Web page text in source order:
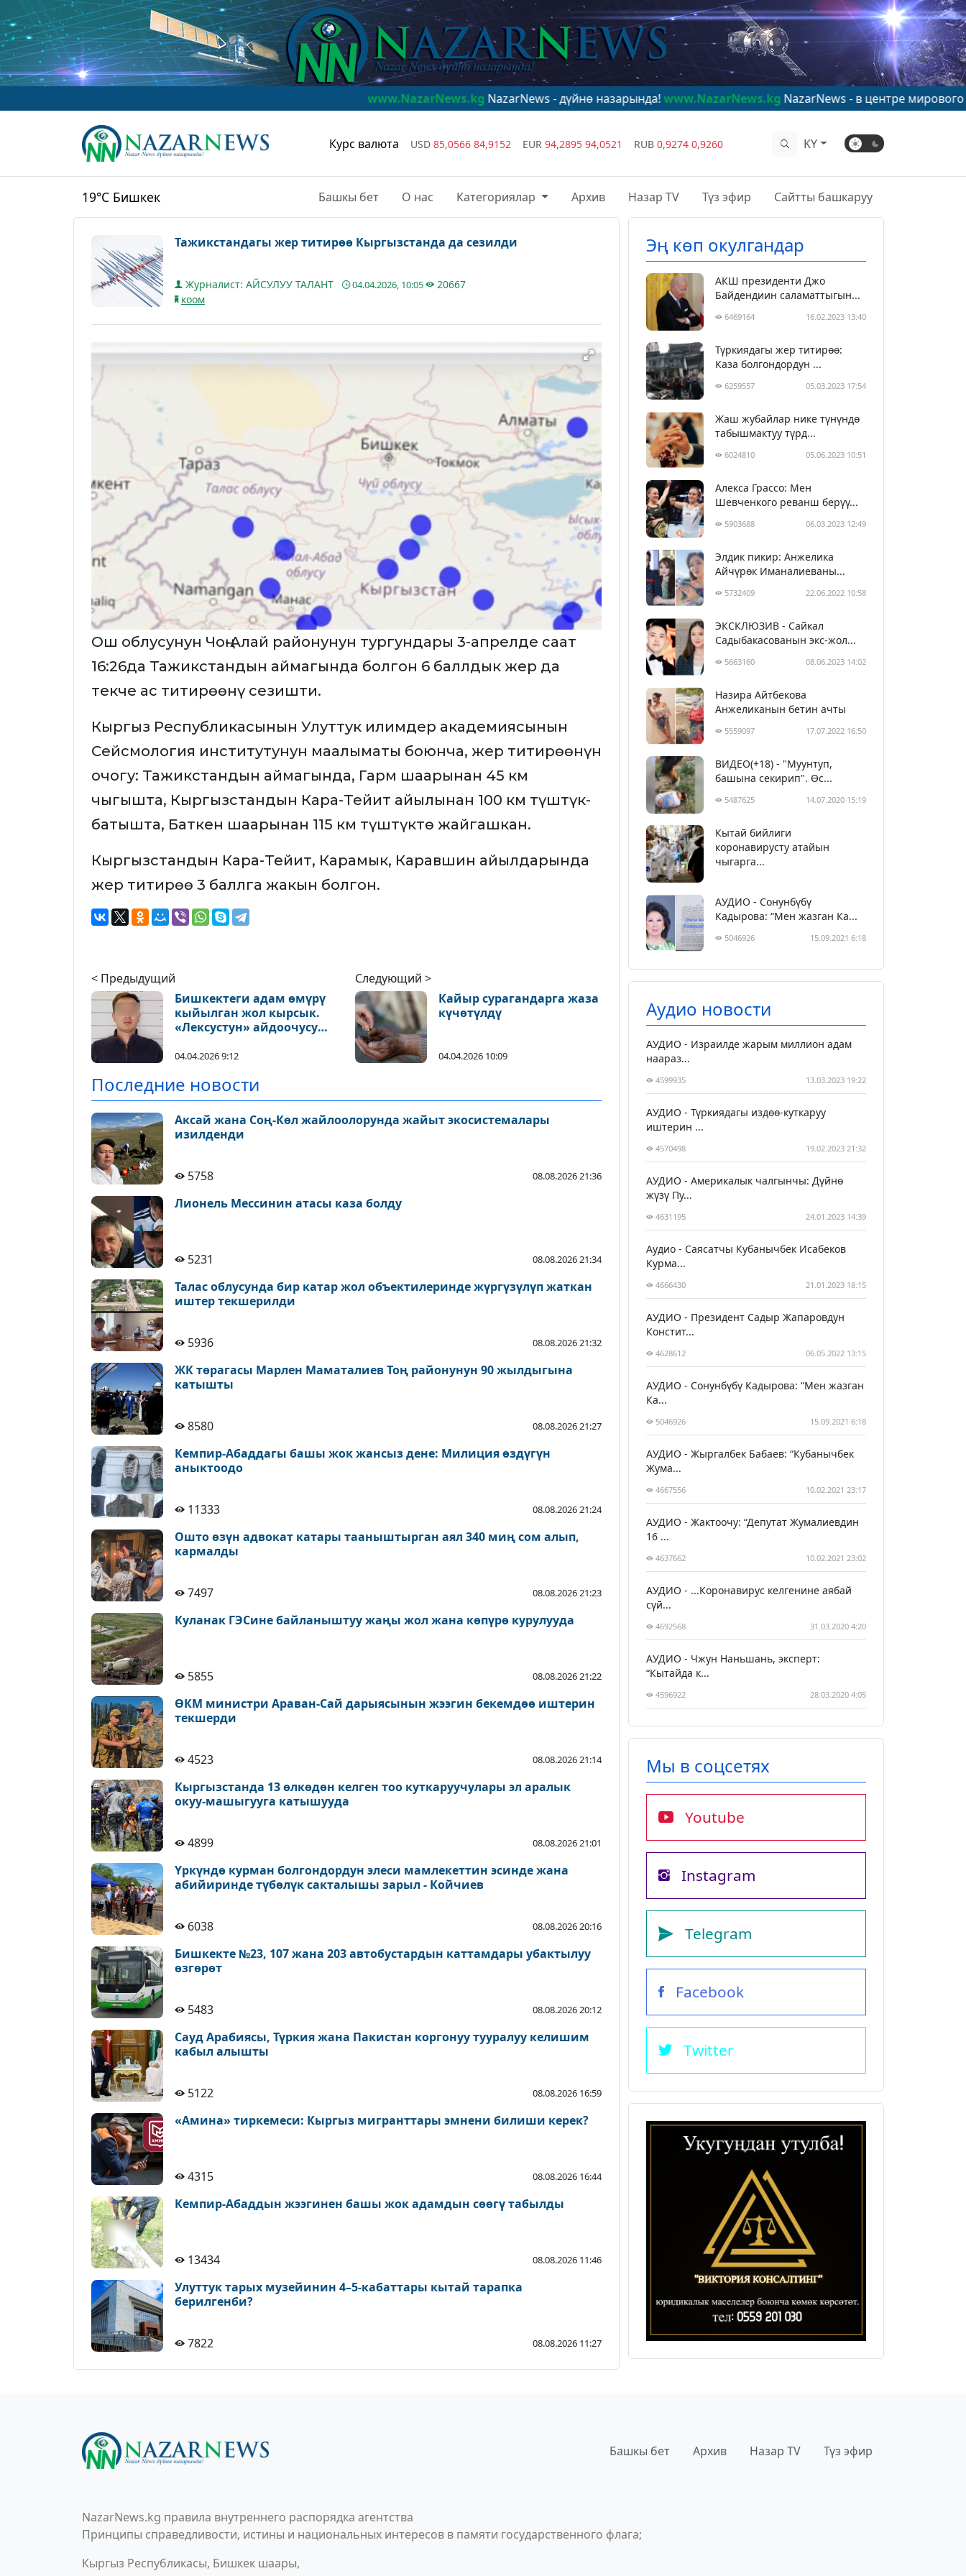
www.NazarNews.kgNazarNews - дүйнө назарында!www.NazarNews.kgNazarNews - в центре мирового внимания!
Курс валюта USD 85,0566 84,9152 EUR 94,2895 94,0521 RUB 0,9274 0,9260 KY
19°C Бишкек Башкы бет О нас Категориялар Архив Назар TV Түз эфир Сайтты башкаруу
Тажикстандагы жер титирөө Кыргызстанда да сезилди
Журналист: АЙСУЛУУ ТАЛАНТ 04.04.2026, 10:05
20667
коом
Ош облусунун Чоң-Алай районунун тургундары 3-апрелде саат
16:26да Тажикстандын аймагында болгон 6 баллдык жер да
текче ас титирөөнү сезишти.
Кыргыз Республикасынын Улуттук илимдер академиясынын
Сейсмология институтунун маалыматы боюнча, жер титирөөнүн
очогу: Тажикстандын аймагында, Гарм шаарынан 45 км
чыгышта, Кыргызстандын Кара-Тейит айылынан 100 км түштүк-
батышта, Баткен шаарынан 115 км түштүктө жайгашкан.
Кыргызстандын Кара-Тейит, Карамык, Каравшин айылдарында
жер титирөө 3 баллга жакын болгон.
< Предыдущий
Бишкектеги адам өмүрү
кыйылган жол кырсык.
«Лексустун» айдоочусу
04.04.2026 9:12
Следующий >
Кайыр сурагандарга жаза
күчөтүлдү
04.04.2026 10:09
Последние новости
Аксай жана Соң-Көл жайлоолорунда жайыт экосистемалары
изилденди
5758 08.08.2026 21:36
Лионель Мессинин атасы каза болду
5231 08.08.2026 21:34
Талас облусунда бир катар жол объектилеринде жүргүзүлүп жаткан
иштер текшерилди
5936 08.08.2026 21:32
ЖК төрагасы Марлен Маматалиев Тоң районунун 90 жылдыгына
катышты
8580 08.08.2026 21:27
Кемпир-Абаддагы башы жок жансыз дене: Милиция өздүгүн
аныктоодо
11333 08.08.2026 21:24
Ошто өзүн адвокат катары тааныштырган аял 340 миң сом алып,
кармалды
7497 08.08.2026 21:23
Куланак ГЭСине байланыштуу жаңы жол жана көпүрө курулууда
5855 08.08.2026 21:22
ӨКМ министри Араван-Сай дарыясынын жээгин бекемдөө иштерин
текшерди
4523 08.08.2026 21:14
Кыргызстанда 13 өлкөдөн келген тоо куткаруучулары эл аралык
окуу-машыгууга катышууда
4899 08.08.2026 21:01
Үркүндө курман болгондордун элеси мамлекеттин эсинде жана
абийиринде түбөлүк сакталышы зарыл - Койчиев
6038 08.08.2026 20:16
Бишкекте №23, 107 жана 203 автобустардын каттамдары убактылуу
өзгөрөт
5483 08.08.2026 20:12
Сауд Арабиясы, Түркия жана Пакистан коргонуу тууралуу келишим
кабыл алышты
5122 08.08.2026 16:59
«Амина» тиркемеси: Кыргыз мигранттары эмнени билиши керек?
4315 08.08.2026 16:44
Кемпир-Абаддын жээгинен башы жок адамдын сөөгү табылды
13434 08.08.2026 11:46
Улуттук тарых музейинин 4–5-кабаттары кытай тарапка
берилгенби?
7822 08.08.2026 11:27
Эң көп окулгандар
АКШ президенти Джо
Байдендиин саламаттыгын...
6469164 16.02.2023 13:40
Түркиядагы жер титирөө:
Каза болгондордун ...
6259557 05.03.2023 17:54
Жаш жубайлар нике түнүндө
табышмактуу түрд...
6024810 05.06.2023 10:51
Алекса Грассо: Мен
Шевченкого реванш берүү...
5903688 06.03.2023 12:49
Элдик пикир: Анжелика
Айчүрөк Иманалиеваны...
5732409 22.06.2022 10:58
ЭКСКЛЮЗИВ - Сайкал
Садыбакасованын экс-жол...
5663160 08.06.2023 14:02
Назира Айтбекова
Анжеликанын бетин ачты
5559097 17.07.2022 16:50
ВИДЕО(+18) - "Муунтуп,
башына секирип". Өс...
5487625 14.07.2020 15:19
Кытай бийлиги
коронавирусту атайын
чыгарга...
АУДИО - Сонунбүбү
Кадырова: “Мен жазган Ка...
5046926 15.09.2021 6:18
Аудио новости
АУДИО - Израилде жарым миллион адам
наараз...
4599935 13.03.2023 19:22
АУДИО - Түркиядагы издөө-куткаруу
иштерин ...
4570498 19.02.2023 21:32
АУДИО - Америкалык чалгынчы: Дүйнө
жүзү Пу...
4631195 24.01.2023 14:39
Аудио - Саясатчы Кубанычбек Исабеков
Курма...
4666430 21.01.2023 18:15
АУДИО - Президент Садыр Жапаровдун
Констит...
4628612 06.05.2022 13:15
АУДИО - Сонунбүбү Кадырова: “Мен жазган
Ка...
5046926 15.09.2021 6:18
АУДИО - Жыргалбек Бабаев: “Кубанычбек
Жума...
4667556 10.02.2021 23:17
АУДИО - Жактоочу: “Депутат Жумалиевдин
16 ...
4637662 10.02.2021 23:02
АУДИО - ...Коронавирус келгенине аябай
сүй...
4692568 31.03.2020 4:20
АУДИО - Чжун Наньшань, эксперт:
“Кытайда к...
4596922 28.03.2020 4:05
Мы в соцсетях
Youtube
Instagram
Telegram
Facebook
Twitter
Башкы бет Архив Назар TV Түз эфир
NazarNews.kg правила внутреннего распорядка агентства
Принципы справедливости, истины и национальных интересов в памяти государственного флага;
Кыргыз Республикасы, Бишкек шаары,